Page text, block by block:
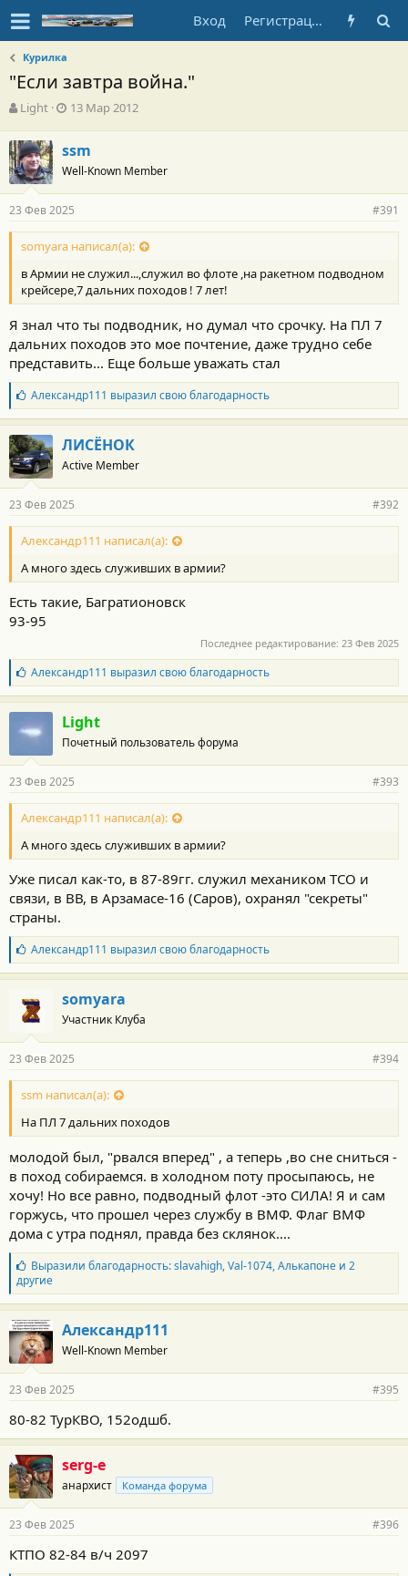
Вход Регистрация
Курилка
"Если завтра война."
А
т
о
р
т
е
м
ы
Light
Д
а
н
ч
а
л
а
13 Мар 2012
ssm
Well-Known Member
23 Фев 2025 #391
somyara написал(а):
в Армии не служил...,служил во флоте ,на ракетном подводном
крейсере,7 дальних походов ! 7 лет!
Я знал что ты подводник, но думал что срочку. На ПЛ 7
дальних походов это мое почтение, даже трудно себе
представить... Еще больше уважать стал
Б
л
а
г
о
д
а
н
о
с
и
:
Александр111 выразил свою благодарность
ЛИСЁНОК
Active Member
23 Фев 2025 #392
Александр111 написал(а):
А много здесь служивших в армии?
Есть такие, Багратионовск
93-95
Последнее редактирование: 23 Фев 2025
Б
л
а
г
о
д
а
н
о
с
и
:
Александр111 выразил свою благодарность
Light
Почетный пользователь форума
23 Фев 2025 #393
Александр111 написал(а):
А много здесь служивших в армии?
Уже писал как-то, в 87-89гг. служил механиком ТСО и
связи, в ВВ, в Арзамасе-16 (Саров), охранял "секреты"
страны.
Б
л
а
о
д
а
н
о
с
и
:
Александр111 выразил свою благодарность
somyara
Участник Клуба
23 Фев 2025 #394
ssm написал(а):
На ПЛ 7 дальних походов
молодой был, "рвался вперед" , а теперь ,во сне сниться -
в поход собираемся. в холодном поту просыпаюсь, не
хочу! Но все равно, подводный флот -это СИЛА! Я и сам
горжусь, что прошел через службу в ВМФ. Флаг ВМФ
дома с утра поднял, правда без склянок....
Б
л
а
г
о
д
а
р
о
т
и
:
Выразили благодарность:slavahigh,Val-1074,Алькапонеи 2
другие
Александр111
Well-Known Member
23 Фев 2025 #395
80-82 ТурКВО, 152одшб.
serg-e
анархист Команда форума
23 Фев 2025 #396
КТПО 82-84 в/ч 2097